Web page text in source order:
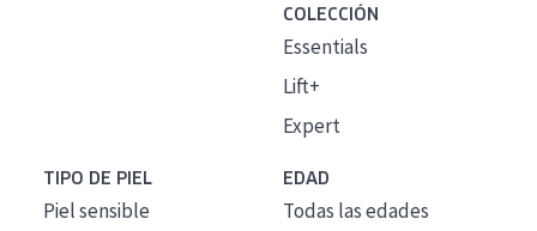
COLECCIÓN
Essentials
Lift+
Expert
TIPO DE PIEL
Piel sensible
EDAD
Todas las edades